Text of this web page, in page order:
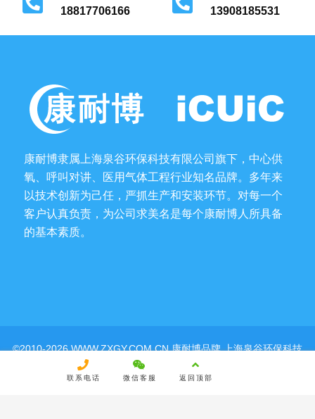
18817706166
13908185531
康耐博隶属上海泉谷环保科技有限公司旗下，中心供
氧、呼叫对讲、医用气体工程行业知名品牌。多年来
以技术创新为己任，严抓生产和安装环节。对每一个
客户认真负责，为公司求美名是每个康耐博人所具备
的基本素质。
©2010-2026 WWW.ZXGY.COM.CN 康耐博品牌 上海泉谷环保科技
有限公司 |
沪ICP备14033097号-4|
31011402001737号
联系电话 微信客服 返回顶部